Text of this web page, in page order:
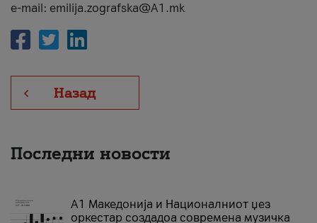
e-mail: emilija.zografska@A1.mk
Назад
Последни новости
А1 Македонија и Националниот џез
оркестар создадоа современа музичка